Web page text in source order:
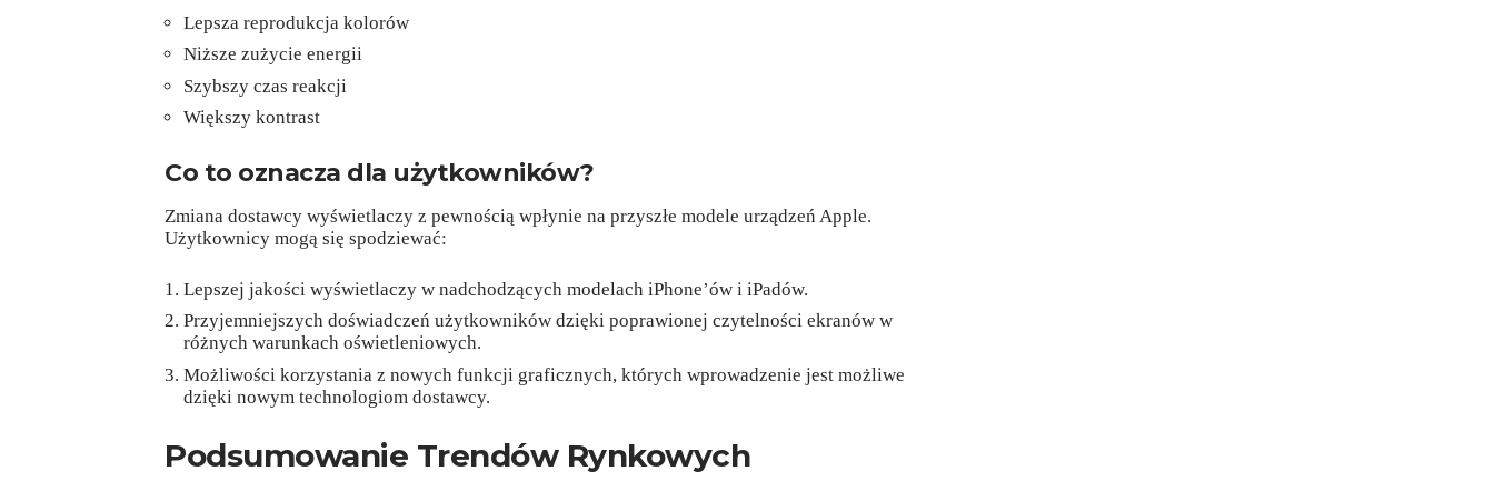
Lepsza reprodukcja kolorów
Niższe zużycie energii
Szybszy czas reakcji
Większy kontrast
Co to oznacza dla użytkowników?
Zmiana dostawcy wyświetlaczy z pewnością wpłynie na przyszłe modele urządzeń Apple.
Użytkownicy mogą się spodziewać:
Lepszej jakości wyświetlaczy w nadchodzących modelach iPhone’ów i iPadów.
Przyjemniejszych doświadczeń użytkowników dzięki poprawionej czytelności ekranów w
różnych warunkach oświetleniowych.
Możliwości korzystania z nowych funkcji graficznych, których wprowadzenie jest możliwe
dzięki nowym technologiom dostawcy.
Podsumowanie Trendów Rynkowych